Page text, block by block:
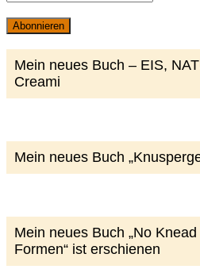
Adresse
Abonnieren
Mein neues Buch – EIS,
Creami
Mein neues Buch
Mein neues Buch „No
Formen“ ist erschienen